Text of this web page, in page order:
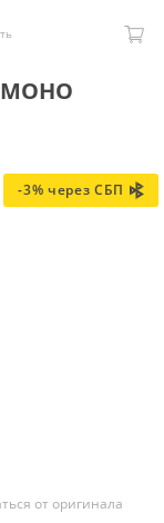
МОНО
-3% через СБП
от оригинала